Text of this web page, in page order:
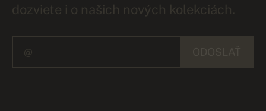
dozviete i o našich nových kolekciách.